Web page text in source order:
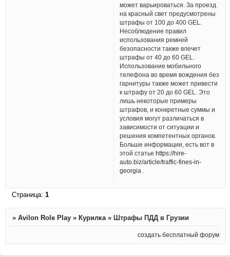
может варьироваться. За проезд
на красный свет предусмотрены
штрафы от 100 до 400 GEL.
Несоблюдение правил
использования ремней
безопасности также влечет
штрафы от 40 до 60 GEL.
Использование мобильного
телефона во время вождения без
гарнитуры также может привести
к штрафу от 20 до 60 GEL. Это
лишь некоторые примеры
штрафов, и конкретные суммы и
условия могут различаться в
зависимости от ситуации и
решения компетентных органов.
Больше информации, есть вот в
этой статьеhttps://hire-
auto.biz/article/traffic-fines-in-
georgia
Страница: 1
» Avilon Role Play » Курилка » Штрафы ПДД в Грузии
создать бесплатный форум